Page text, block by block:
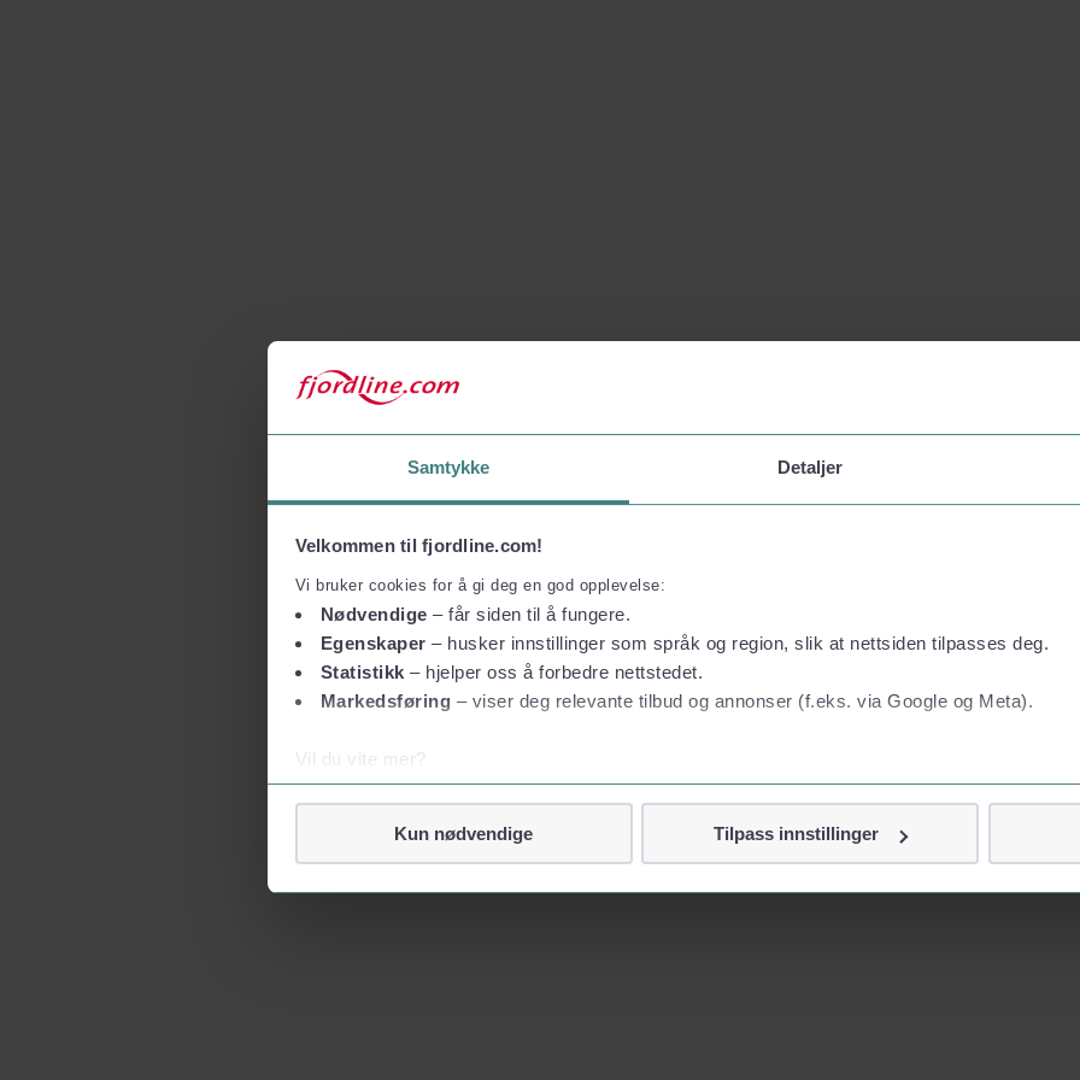
Samtykke Detaljer
Velkommen til fjordline.com!
Vi bruker cookies for å gi deg en god opplevelse:
Nødvendige – får siden til å fungere.
Egenskaper – husker innstillinger som språk og region, slik at nettsiden tilpasses deg.
Statistikk – hjelper oss å forbedre nettstedet.
Markedsføring – viser deg relevante tilbud og annonser (f.eks. via Google og Meta).
Vil du vite mer?
Om informasjonskapsler
Kun nødvendige Tilpass innstillinger